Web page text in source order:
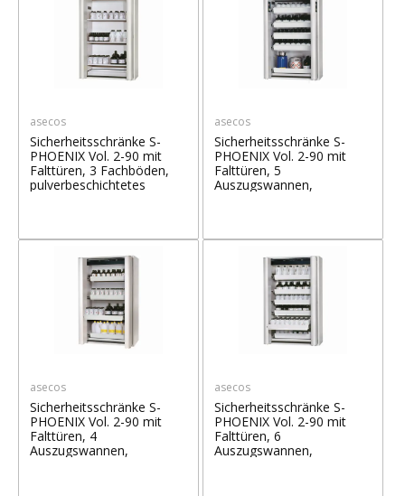
asecos
Sicherheitsschränke S-
PHOENIX Vol. 2-90 mit
Falttüren, 3 Fachböden,
pulverbeschichtetes
asecos
Sicherheitsschränke S-
PHOENIX Vol. 2-90 mit
Falttüren, 5
Auszugswannen,
asecos
Sicherheitsschränke S-
PHOENIX Vol. 2-90 mit
Falttüren, 4
Auszugswannen,
asecos
Sicherheitsschränke S-
PHOENIX Vol. 2-90 mit
Falttüren, 6
Auszugswannen,